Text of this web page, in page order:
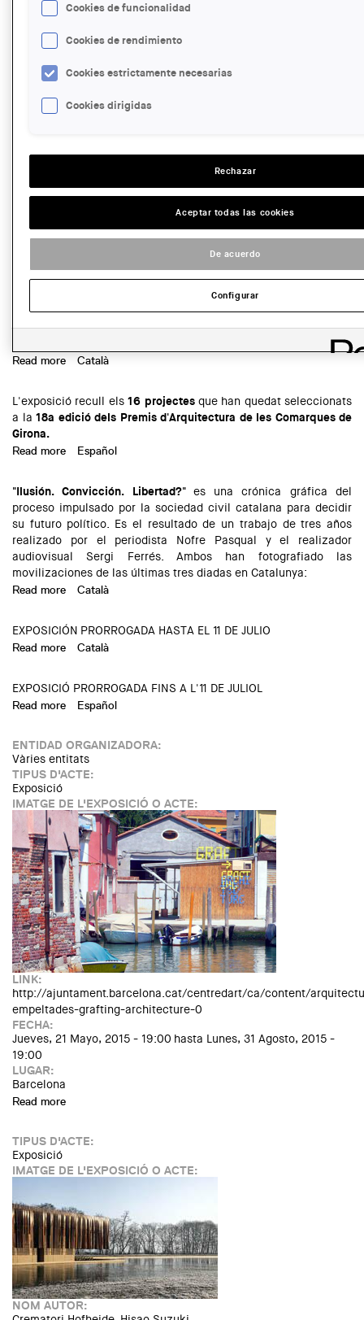
NOM AUTOR:
Street Gallery
LINK:
JUEVES, 25 JUNIO, 2015 - 19:00
Barcelona
Read moreabout Inauguració de Street Gallery
Paisaje plástico
16 proyectosseleccionados en la
Read more about Exposición de los Premios de Arquitectura de las
Català
L'exposició recull els16 projectesque han quedat seleccionats
a la 18a edició dels Premis d'Arquitectura de les Comarques de
Girona.
Read more about Exposició dels Premis d'Arquitectura de les
Español
"Ilusión. Convicción. Libertad?"es una crónica gráfica del
proceso impulsado por la sociedad civil catalana para decidir
su futuro político. Es el resultado de un trabajo de tres años
realizado por el periodista Nofre Pasqual y el realizador
audiovisual Sergi Ferrés. Ambos han fotografiado las
movilizaciones de las últimas tres diadas en Catalunya:
Read more about Exposición: Ilusión, Convicción, Libertad?
Català
EXPOSICIÓN PRORROGADA HASTA EL 11 DE JULIO
Read more about Metro Barcelona. L9 - L10
Català
EXPOSICIÓ PRORROGADA FINS A L'11 DE JULIOL
Read more about Metro Barcelona. L9 - L10
Español
ENTIDAD ORGANIZADORA:
Vàries entitats
TIPUS D'ACTE:
Exposició
IMATGE DE L'EXPOSICIÓ O ACTE:
LINK:
http://ajuntament.barcelona.cat/centredart/ca/content/
empeltades-grafting-architecture-0
FECHA:
Jueves, 21 Mayo, 2015 - 19:00 hasta Lunes, 31 Agosto, 2015 -
19:00
LUGAR:
Barcelona
Read more
TIPUS D'ACTE:
Exposició
IMATGE DE L'EXPOSICIÓ O ACTE:
NOM AUTOR:
Cookies de funcionalidad
Cookies de rendimiento
Cookies estrictamente necesarias
Cookies dirigidas
Rechazar
Aceptar todas las cookies
De acuerdo
Configurar